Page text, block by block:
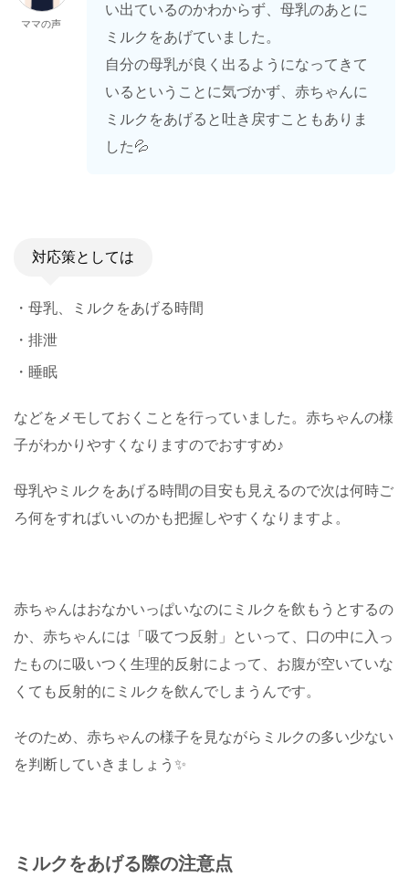
ママの声
い出ているのかわからず、母乳のあとに
ミルクをあげていました。
自分の母乳が良く出るようになってきて
いるということに気づかず、赤ちゃんに
ミルクをあげると吐き戻すこともありま
した💦
対応策としては
・母乳、ミルクをあげる時間
・排泄
・睡眠
などをメモしておくことを行っていました。赤ちゃんの様
子がわかりやすくなりますのでおすすめ♪
母乳やミルクをあげる時間の目安も見えるので次は何時ご
ろ何をすればいいのかも把握しやすくなりますよ。
赤ちゃんはおなかいっぱいなのにミルクを飲もうとするの
か、赤ちゃんには「吸てつ反射」といって、口の中に入っ
たものに吸いつく生理的反射によって、お腹が空いていな
くても反射的にミルクを飲んでしまうんです。
そのため、赤ちゃんの様子を見ながらミルクの多い少ない
を判断していきましょう✨
ミルクをあげる際の注意点